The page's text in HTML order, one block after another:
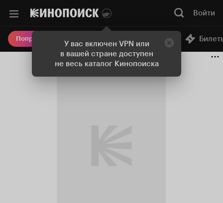
У вас включен VPN или
в вашей стране доступен
не весь каталог Кинопоиска
Войти
Попробовать Плюс Онлайн-кинотеатр